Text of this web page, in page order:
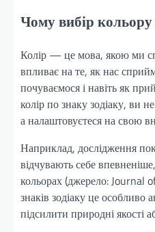
Чому вибір
Колір — це мова, якою ми
впливає на те, як нас
почуваємося і навіть як
колір по знаку зодіаку, ви
а налаштовуєтеся на свою
Наприклад, дослідження
відчувають себе
кольорах (джерело: Journal
знаків зодіаку це особливо
підсилити природні якості